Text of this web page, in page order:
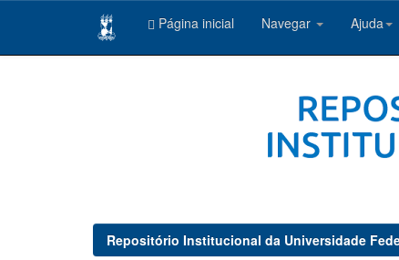
Página inicial Navegar Ajuda
Repositório Institucional da Universidade